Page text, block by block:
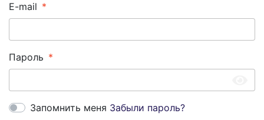
E-mail
Пароль
Запомнить меня Забыли пароль?